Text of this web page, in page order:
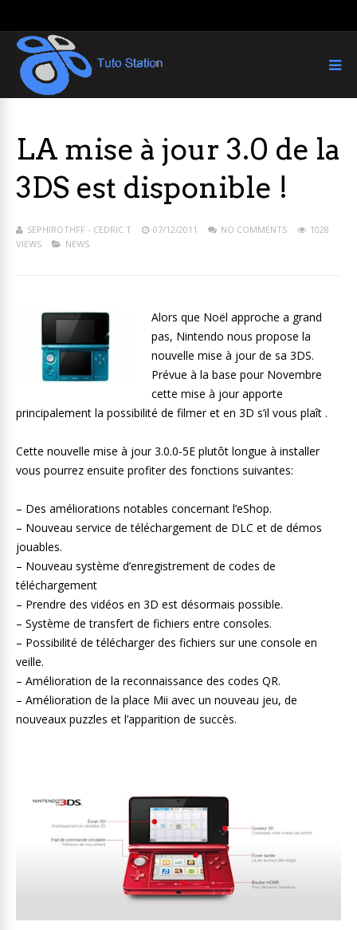
LA mise à jour 3.0 de la
3DS est disponible !
SEPHIROTHFF - CEDRIC T 07/12/2011 NO COMMENTS
1028
VIEWS
NEWS
Alors que Noël approche a grand
pas, Nintendo nous propose la
nouvelle mise à jour de sa 3DS.
Prévue à la base pour Novembre
cette mise à jour apporte
principalement la possibilité de filmer et en 3D s’il vous plaît .
Cette nouvelle mise à jour 3.0.0-5E plutôt longue à installer
vous pourrez ensuite profiter des fonctions suivantes:
– Des améliorations notables concernant l’eShop.
– Nouveau service de téléchargement de DLC et de démos
jouables.
– Nouveau système d’enregistrement de codes de
téléchargement
– Prendre des vidéos en 3D est désormais possible.
– Système de transfert de fichiers entre consoles.
– Possibilité de télécharger des fichiers sur une console en
veille.
– Amélioration de la reconnaissance des codes QR.
– Amélioration de la place Mii avec un nouveau jeu, de
nouveaux puzzles et l’apparition de succès.